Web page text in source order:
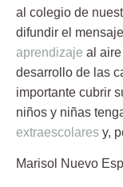
al colegio de
difundir el
aprendizaje al
desarrollo de las
importante cubrir
niños y niñas
extraescolares y,
Marisol Nuevo